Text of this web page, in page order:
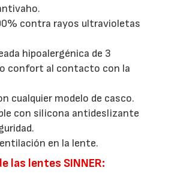
contra rayos ultravioletas
hipoalergénica de 3
confort al contacto con la
cualquier modelo de casco.
con silicona antideslizante
en la lente.
las lentes SINNER: